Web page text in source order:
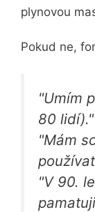
plynovou
Pokud ne,
"Umím
80 lidí)."
"Mám
"V 90.